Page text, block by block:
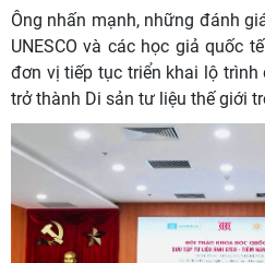
Ông nhấn mạnh, những đánh
UNESCO và các học giả quốc
đơn vị tiếp tục triển khai lộ trình
trở thành Di sản tư liệu thế giới